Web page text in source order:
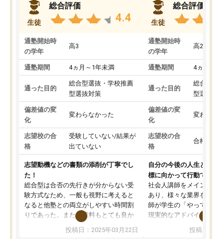
生徒
総合評価
4.4
通塾開始時
の学年
高3
通塾期間 4ヵ月～1年未満
通った目的
総合型選抜・学校推薦
型選抜対策
偏差値の変
化
変わらなかった
志望校の合
格
受験していない/結果が
出ていない
志望動機などの書類の添削が丁寧でし
た！
総合型は合否の先行きが分からない受
験方式なため、一般も視野に考えると
なると他塾との両立がしやすい時間割
りであった。また授業料もとても良か
総合型の多くの塾は大学生が見ること
投稿日：2025年03月22日
生徒
総合評価
通塾開始時
の学年
高2
通塾期間 4ヵ月～1
通った目的
総合型選
型選抜対
偏差値の変
化
変わらな
志望校の合
格
合格した
自分の今後の人生と真剣
標に向かって行動できる
社会人講師をメインとし
あり、様々な業界を経験
師が学生の「やってみた
現実的なアドバイスを行
分野について学生知識
投稿日：